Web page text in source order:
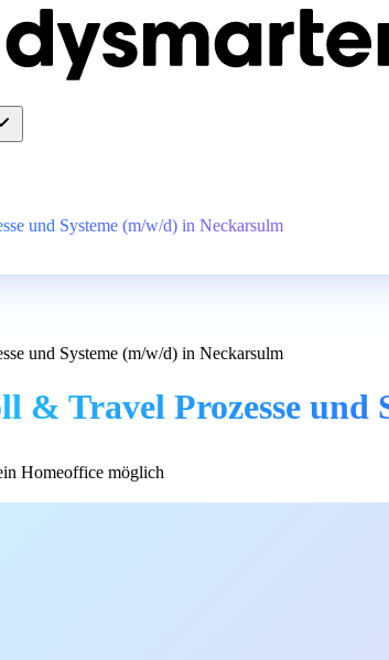
und Systeme (m/w/d) in Neckarsulm
und Systeme (m/w/d) in Neckarsulm
& Travel Prozesse und
Homeoffice möglich